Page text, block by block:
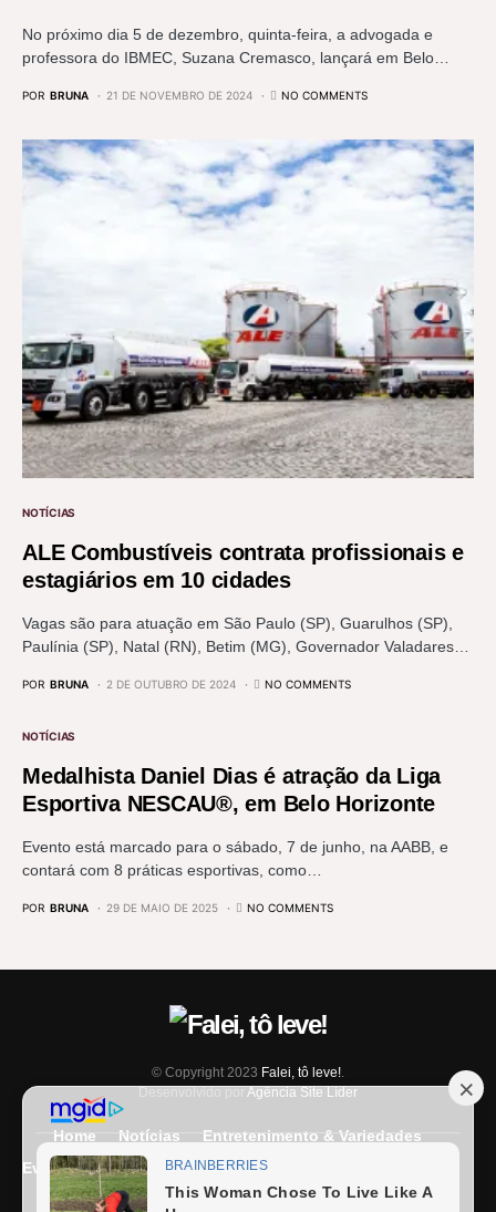
No próximo dia 5 de dezembro, quinta-feira, a advogada e
professora do IBMEC, Suzana Cremasco, lançará em Belo…
POR BRUNA 21 DE NOVEMBRO DE 2024 NO COMMENTS
NOTÍCIAS
ALE Combustíveis contrata profissionais e
estagiários em 10 cidades
Vagas são para atuação em São Paulo (SP), Guarulhos (SP),
Paulínia (SP), Natal (RN), Betim (MG), Governador Valadares…
POR BRUNA 2 DE OUTUBRO DE 2024 NO COMMENTS
NOTÍCIAS
Medalhista Daniel Dias é atração da Liga
Esportiva NESCAU®, em Belo Horizonte
Evento está marcado para o sábado, 7 de junho, na AABB, e
contará com 8 práticas esportivas, como…
POR BRUNA 29 DE MAIO DE 2025 NO COMMENTS
© Copyright 2023 Falei, tô leve!.
Desenvolvido por Agência Site Líder
Home Notícias
Entretenimento & Variedades
Eventos
Entrevista Últimas Notícias
Expediente
Fale Conosco Termos e condições